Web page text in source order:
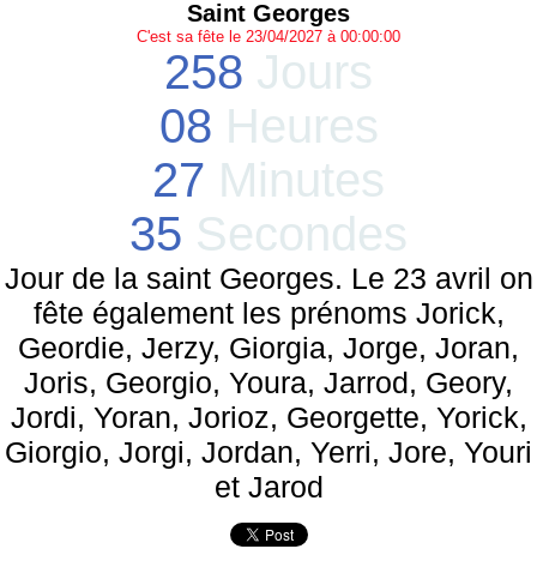
Saint Georges
C'est sa fête le 23/04/2027 à 00:00:00
258 Jours
08 Heures
27 Minutes
35 Secondes
Jour de la saint Georges. Le 23 avril on
fête également les prénoms Jorick,
Geordie, Jerzy, Giorgia, Jorge, Joran,
Joris, Georgio, Youra, Jarrod, Geory,
Jordi, Yoran, Jorioz, Georgette, Yorick,
Giorgio, Jorgi, Jordan, Yerri, Jore, Youri
et Jarod